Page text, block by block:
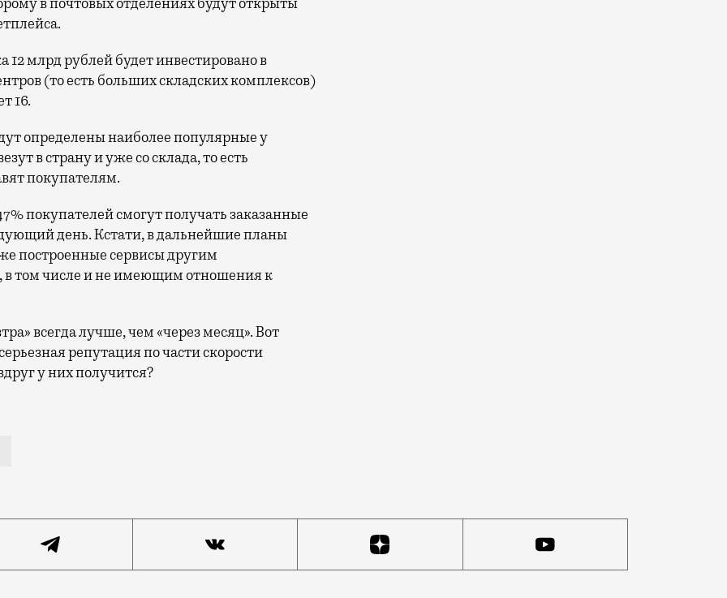
12 млрд рублей будет инвестировано в
(то есть больших складских комплексов)
16.
определены наиболее популярные у
в страну и уже со склада, то есть
покупателям.
покупателей смогут получать заказанные
день. Кстати, в дальнейшие планы
построенные сервисы другим
в том числе и не имеющим отношения к
всегда лучше, чем «через месяц». Вот
репутация по части скорости
у них получится?
почтовым ведомством и «AliExpress Россия» соглашению, согласно которому в почтовых